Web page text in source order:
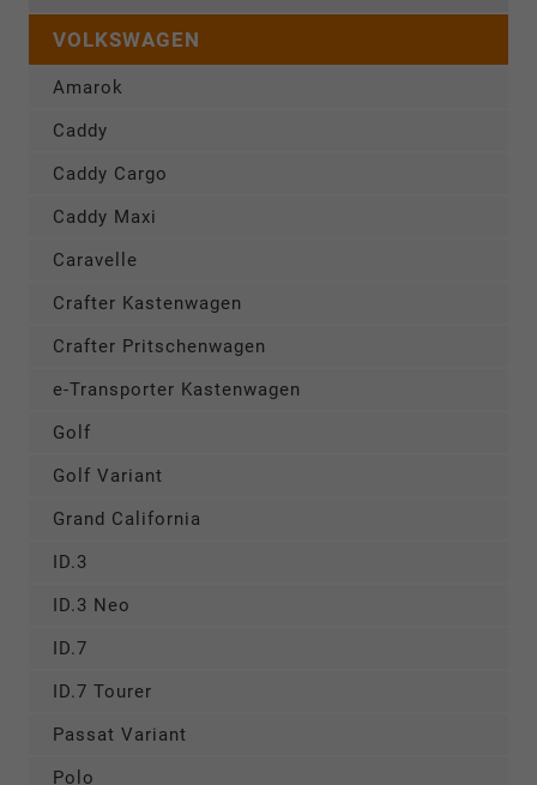
VOLKSWAGEN
Amarok
Caddy
Caddy Cargo
Caddy Maxi
Caravelle
Crafter Kastenwagen
Crafter Pritschenwagen
e-Transporter Kastenwagen
Golf
Golf Variant
Grand California
ID.3
ID.3 Neo
ID.7
ID.7 Tourer
Passat Variant
Polo